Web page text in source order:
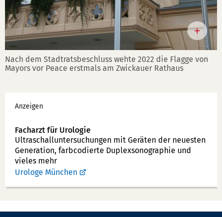
Nach dem Stadtratsbeschluss wehte 2022 die Flagge von
Mayors vor Peace erstmals am Zwickauer Rathaus
Werbung
Anzeigen
Facharzt für Urologie
Ultraschallunter­suchungen mit Geräten der neuesten
Generation, farbcodierte Duplex­sonographie und
vieles mehr
Urologe München